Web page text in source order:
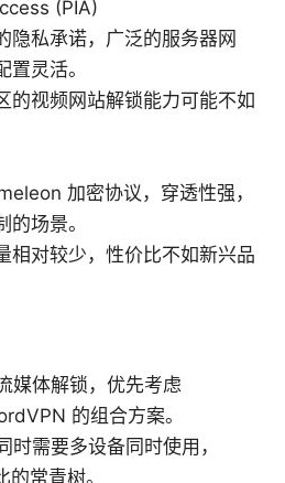
(PIA)
隐私承诺，广泛的服务器网
灵活。
的视频网站解锁能力可能不如
加密协议，穿透性强，
场景。
相对较少，性价比不如新兴品
媒体解锁，优先考虑
的组合方案。
时需要多设备同时使用，
常青树。